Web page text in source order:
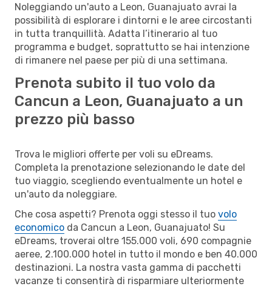
Noleggiando un'auto a Leon, Guanajuato avrai la
possibilità di esplorare i dintorni e le aree circostanti
in tutta tranquillità. Adatta l’itinerario al tuo
programma e budget, soprattutto se hai intenzione
di rimanere nel paese per più di una settimana.
Prenota subito il tuo volo da
Cancun a Leon, Guanajuato a un
prezzo più basso
Trova le migliori offerte per voli su eDreams.
Completa la prenotazione selezionando le date del
tuo viaggio, scegliendo eventualmente un hotel e
un'auto da noleggiare.
Che cosa aspetti? Prenota oggi stesso il tuo volo
economico da Cancun a Leon, Guanajuato! Su
eDreams, troverai oltre 155.000 voli, 690 compagnie
aeree, 2.100.000 hotel in tutto il mondo e ben 40.000
destinazioni. La nostra vasta gamma di pacchetti
vacanze ti consentirà di risparmiare ulteriormente